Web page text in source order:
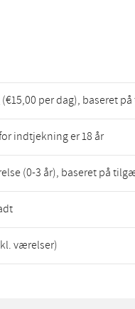
per dag), baseret
indtjekning er 18 år
(0-3 år), baseret på
værelser)